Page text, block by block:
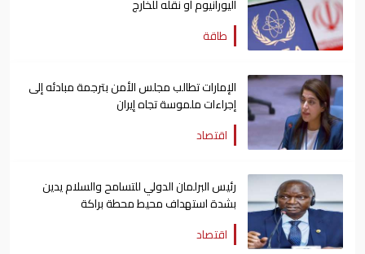
اليورانيوم أو نقله للخارج
طاقة
الإمارات تطالب مجلس الأمن بترجمة مبادئه إلى
إجراءات ملموسة تجاه إيران
اقتصاد
رئيس البرلمان الدولي للتسامح والسلام يدين
بشدة استهداف محيط محطة براكة
اقتصاد